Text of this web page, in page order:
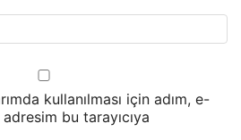
kullanılması için adım, e-
bu tarayıcıya